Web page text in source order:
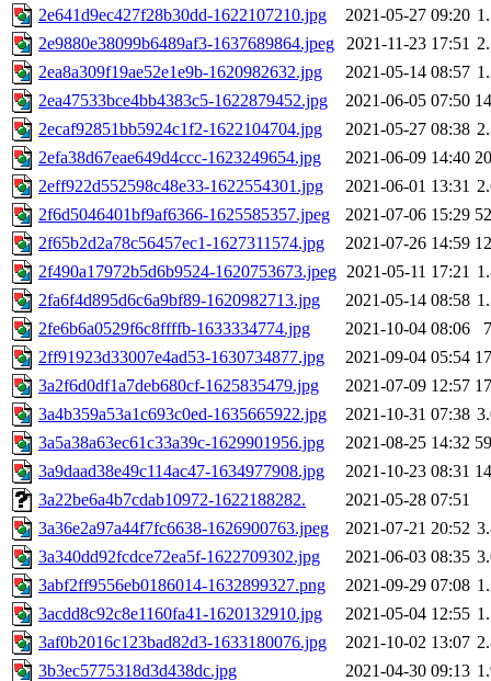
2e641d9ec427f28b30dd-1622107210.jpg
2021-05-27 09:20
2e9880e38099b6489af3-1637689864.jpeg
2021-11-23 17:51
2ea8a309f19ae52e1e9b-1620982632.jpg
2021-05-14 08:57
2ea47533bce4bb4383c5-1622879452.jpg
2021-06-05 07:50
2ecaf92851bb5924c1f2-1622104704.jpg
2021-05-27 08:38
2efa38d67eae649d4ccc-1623249654.jpg
2021-06-09 14:40
2eff922d552598c48e33-1622554301.jpg
2021-06-01 13:31
2f6d5046401bf9af6366-1625585357.jpeg
2021-07-06 15:29
2f65b2d2a78c56457ec1-1627311574.jpg
2021-07-26 14:59
2f490a17972b5d6b9524-1620753673.jpeg 2021-05-11 17:21
2fa6f4d895d6c6a9bf89-1620982713.jpg
2021-05-14 08:58
2fe6b6a0529f6c8ffffb-1633334774.jpg
2021-10-04 08:06
2ff91923d33007e4ad53-1630734877.jpg
2021-09-04 05:54
3a2f6d0df1a7deb680cf-1625835479.jpg
2021-07-09 12:57
3a4b359a53a1c693c0ed-1635665922.jpg
2021-10-31 07:38
3a5a38a63ec61c33a39c-1629901956.jpg
2021-08-25 14:32
3a9daad38e49c114ac47-1634977908.jpg
2021-10-23 08:31
3a22be6a4b7cdab10972-1622188282.
2021-05-28 07:51
3a36e2a97a44f7fc6638-1626900763.jpeg
2021-07-21 20:52
3a340dd92fcdce72ea5f-1622709302.jpg
2021-06-03 08:35
3abf2ff9556eb0186014-1632899327.png
2021-09-29 07:08
3acdd8c92c8e1160fa41-1620132910.jpg
2021-05-04 12:55
3af0b2016c123bad82d3-1633180076.jpg
2021-10-02 13:07
3b3ec5775318d3d438dc.jpg
2021-04-30 09:13